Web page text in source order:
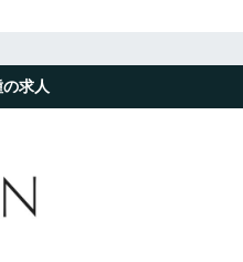
求人